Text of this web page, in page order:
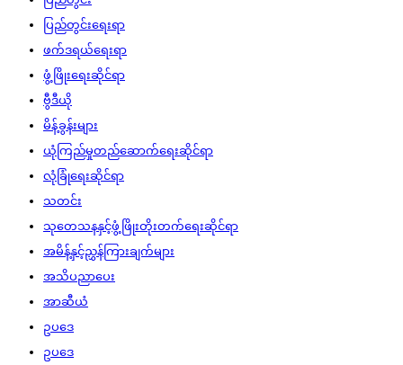
ပြည်တွင်းရေးရာ
ဖက်ဒရယ်ရေးရာ
ဖွံ့ဖြိုးရေးဆိုင်ရာ
ဗွီဒီယို
မိန့်ခွန်းများ
ယုံကြည်မှုတည်ဆောက်ရေးဆိုင်ရာ
လုံခြုံရေးဆိုင်ရာ
သတင်း
သုတေသနနှင့်ဖွံ့ဖြိုးတိုးတက်ရေးဆိုင်ရာ
အမိန့်နှင့်ညွှန်ကြားချက်များ
အသိပညာပေး
အာဆီယံ
ဥပဒေ
ဥပဒေ